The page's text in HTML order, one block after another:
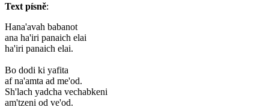
Text písně:
Hana'avah babanot
ana ha'iri panaich elai
ha'iri panaich elai.
Bo dodi ki yafita
af na'amta ad me'od.
Sh'lach yadcha vechabkeni
am'tzeni od ve'od.